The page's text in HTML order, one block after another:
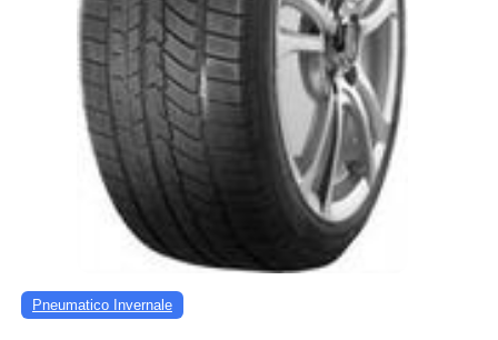
Pneumatico Invernale